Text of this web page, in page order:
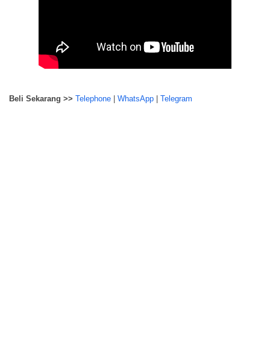
Beli Sekarang >> Telephone WhatsApp Telegram